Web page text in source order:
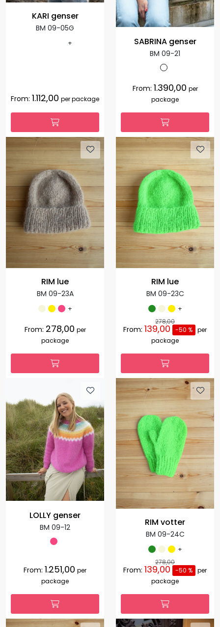
KARI genser
BM 09-05G
+
From: 1.112,00 per package
SABRINA genser
BM 09-21
From: 1.390,00 per
package
RIM lue
BM 09-23A
+
From: 278,00 per
package
RIM lue
BM 09-23C
+
278,00
From: 139,00 -50 % per
package
LOLLY genser
BM 09-12
From: 1.251,00 per
package
RIM votter
BM 09-24C
+
278,00
From: 139,00 -50 % per
package